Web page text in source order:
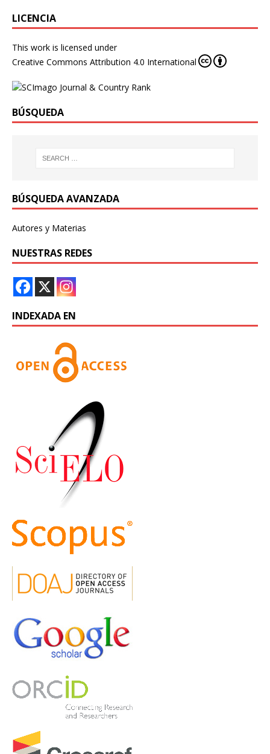
LICENCIA
This work is licensed under
Creative Commons Attribution 4.0 International
BÚSQUEDA
BÚSQUEDA AVANZADA
Autores y Materias
NUESTRAS REDES
INDEXADA EN